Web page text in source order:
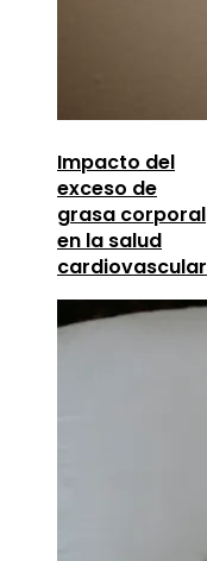
Impacto del
exceso de
grasa corporal
en la salud
cardiovascular